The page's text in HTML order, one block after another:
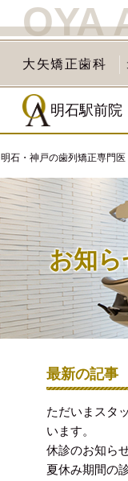
OYA
大矢矯正歯科
明石駅前院
明石・神戸の歯列矯正専門
お知ら
最新の記事
ただいまスタ
います。
休診のお知ら
夏休み期間の